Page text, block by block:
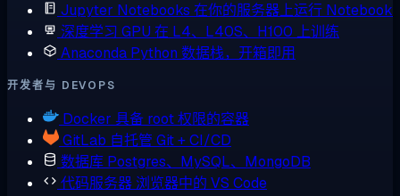
Jupyter Notebooks 在你的服务器上运行 Notebook
深度学习 GPU 在 L4、L40S、H100 上训练
Anaconda Python 数据栈，开箱即用
开发者与 DEVOPS
Docker 具备 root 权限的容器
GitLab 自托管 Git + CI/CD
数据库 Postgres、MySQL、MongoDB
代码服务器 浏览器中的 VS Code